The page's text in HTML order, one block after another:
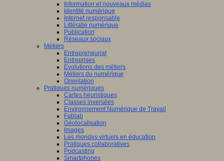
Information et nouveaux médias
Identité numérique
Internet responsable
Littératie numérique
Publication
Réseaux sociaux
Métiers
Entrepreneuriat
Entreprises
Evolutions des métiers
Métiers du numérique
Orientation
Pratiques numériques
Cartes heuristiques
Classes inversées
Environnement Numérique de Travail
Fablab
Géolocalisation
Images
Les mondes virtuels en éducation
Pratiques collaboratives
Podcasting
Smartphones